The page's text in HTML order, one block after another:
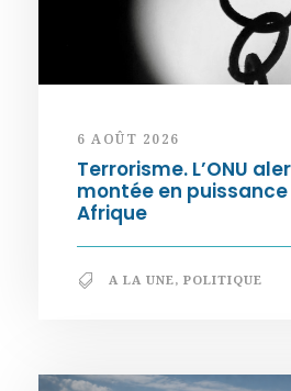
6 AOÛT 2026
Terrorisme. L’ONU
montée en puissance
Afrique
A LA UNE, POLITIQUE